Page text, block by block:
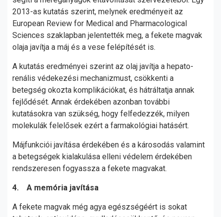
2013-as kutatás szerint, melynek eredményeit az
European Review for Medical and Pharmacological
Sciences szaklapban jelentették meg, a fekete magvak
olaja javítja a máj és a vese felépítését is.
A kutatás eredményei szerint az olaj javítja a hepato-
renális védekezési mechanizmust, csökkenti a
betegség okozta komplikációkat, és hátráltatja annak
fejlődését. Annak érdekében azonban további
kutatásokra van szükség, hogy felfedezzék, milyen
molekulák felelősek ezért a farmakológiai hatásért.
Májfunkciói javítása érdekében és a károsodás valamint
a betegségek kialakulása elleni védelem érdekében
rendszeresen fogyassza a fekete magvakat.
4. A memória javítása
A fekete magvak még agya egészségéért is sokat